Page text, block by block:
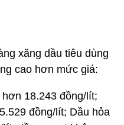
xăng dầu tiêu dùng
cao hơn mức giá:
18.243 đồng/lít;
đồng/lít; Dầu hỏa